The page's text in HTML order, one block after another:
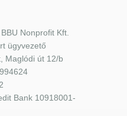
Nonprofit Kft.
ügyvezető
Maglódi út 12/b
Bank 10918001-